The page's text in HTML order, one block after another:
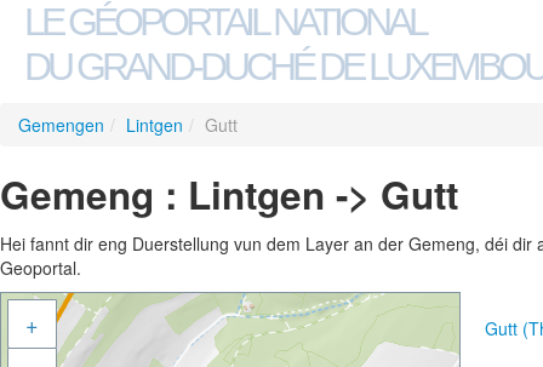
LE GÉOPORTAIL NATIONAL
DU GRAND-DUCHÉ DE
Gemengen / Lintgen / Gutt
Gemeng : Lintgen -> Gutt
Hei fannt dir eng Duerstellung vun dem Layer an der Gemeng, déi
Geoportal.
+
Gutt